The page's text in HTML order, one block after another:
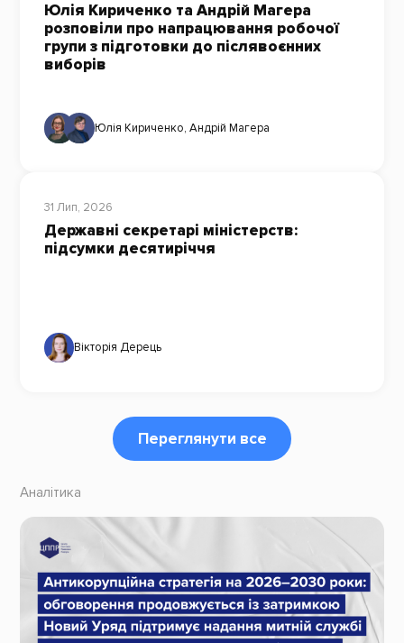
Юлія Кириченко та Андрій Магера
розповіли про напрацювання робочої
групи з підготовки до післявоєнних
виборів
Юлія Кириченко, Андрій Магера
31 Лип, 2026
Державні секретарі міністерств:
підсумки десятиріччя
Вікторія Дерець
Переглянути все
Аналітика